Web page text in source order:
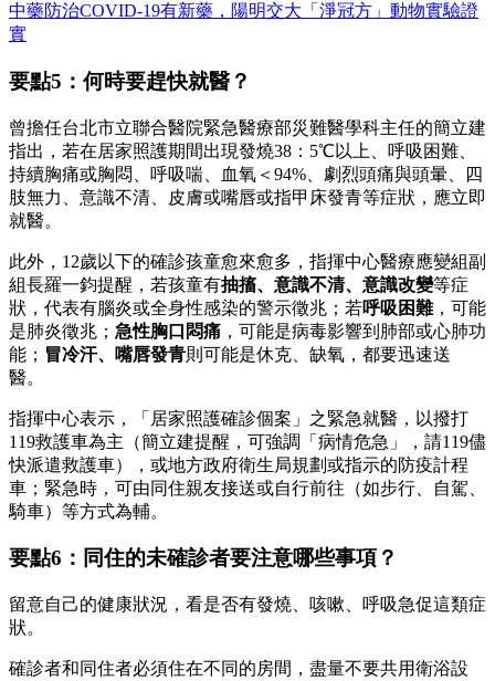
中藥防治COVID-19有新藥，陽明交大「淨冠方」動物實驗證
實
要點5：何時要趕快就醫？
曾擔任台北市立聯合醫院緊急醫療部災難醫學科主任的簡立建
指出，若在居家照護期間出現發燒38：5℃以上、呼吸困難、
持續胸痛或胸悶、呼吸喘、血氧＜94%、劇烈頭痛與頭暈、四
肢無力、意識不清、皮膚或嘴唇或指甲床發青等症狀，應立即
就醫。
此外，12歲以下的確診孩童愈來愈多，指揮中心醫療應變組副
組長羅一鈞提醒，若孩童有抽搐、意識不清、意識改變等症
狀，代表有腦炎或全身性感染的警示徵兆；若呼吸困難，可能
是肺炎徵兆； 急性胸口悶痛 ，可能是病毒影響到肺部或心肺功
能； 冒冷汗、嘴唇發青則可能是休克、缺氧，都要迅速送
醫。
指揮中心表示，「居家照護確診個案」之緊急就醫，以撥打
119救護車為主（簡立建提醒，可強調「病情危急」，請119儘
快派遣救護車），或地方政府衛生局規劃或指示的防疫計程
車；緊急時，可由同住親友接送或自行前往（如步行、自駕、
騎車）等方式為輔。
要點6：同住的未確診者要注意哪些事項？
留意自己的健康狀況，看是否有發燒、咳嗽、呼吸急促這類症
狀。
確診者和同住者必須住在不同的房間，盡量不要共用衛浴設